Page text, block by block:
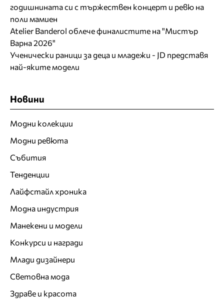
годишнината си с тържествен концерт и ревю на
поли мамиен
Atelier Banderol облече финалистите на "Мистър
Варна 2026"
Ученически раници за деца и младежи - JD представя
най-яките модели
Новини
Модни колекции
Модни ревюта
Събития
Тенденции
Лайфстайл хроника
Модна индустрия
Манекени и модели
Конкурси и награди
Млади дизайнери
Световна мода
Здраве и красота